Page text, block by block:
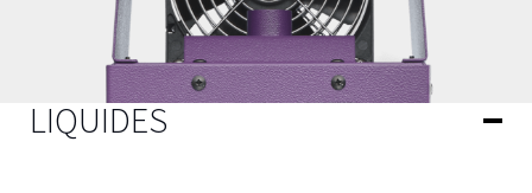
LIQUIDES